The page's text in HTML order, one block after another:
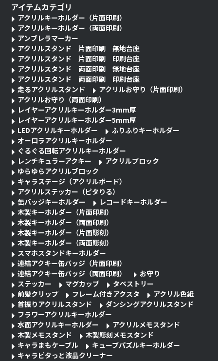
アイテムカテゴリ
アクリルキーホルダー（片面印刷）
アクリルキーホルダー（両面印刷）
アンブレラマーカー
アクリルスタンド 片面印刷 無地台座
アクリルスタンド 片面印刷 印刷台座
アクリルスタンド 両面印刷 無地台座
アクリルスタンド 両面印刷 印刷台座
走るアクリルスタンド
アクリルお守り（片面印刷）
アクリルお守り（両面印刷）
レイヤーアクリルキーホルダー3mm厚
レイヤーアクリルキーホルダー5mm厚
LEDアクリルキーホルダー
ふりふりキーホルダー
オーロラアクリルキーホルダー
ぐるぐる回転アクリルキーホルダー
レンチキュラーアクキー
アクリルブロック
ゆらゆらアクリルブロック
キャラステージ（アクリルボード）
アクリルステッカー（ピタりる）
缶バッジキーホルダー
レコードキーホルダー
木製キーホルダー（片面印刷）
木製キーホルダー（両面印刷）
木製キーホルダー（片面彫刻）
木製キーホルダー（両面彫刻）
スマホスタンドキーホルダー
連結アクキー缶バッジ（片面印刷）
連結アクキー缶バッジ（両面印刷）
お守り
ステッカー
マグカップ
タペストリー
前髪クリップ
フレーム付きアクスタ
アクリル色紙
首振りアクリルスタンド
ダンシングアクリルスタンド
フラワーアクリルキーホルダー
水面アクリルキーホルダー
アクリルメモスタンド
木製メモスタンド
木製彫刻メモスタンド
キャラまもケーブル
キューブパズルキーホルダー
キャラピタっと液晶クリーナー